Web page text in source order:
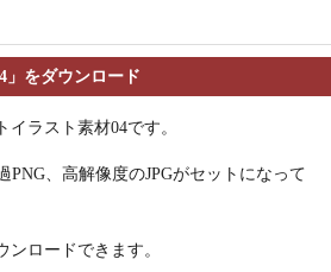
」をダウンロード
ラスト素材04です。
、高解像度のJPGがセットになって
ロードできます。